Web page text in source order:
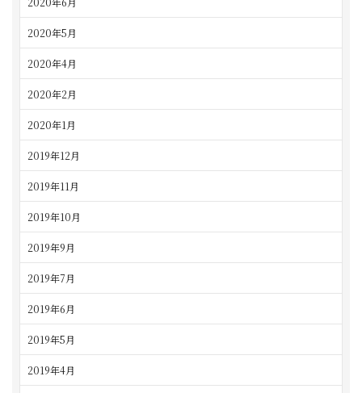
2020年5月
2020年4月
2020年2月
2020年1月
2019年12月
2019年11月
2019年10月
2019年9月
2019年7月
2019年6月
2019年5月
2019年4月